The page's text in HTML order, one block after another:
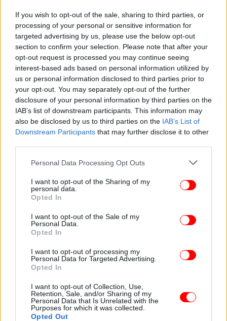
If you wish to opt-out of the sale, sharing to third parties, or
processing of your personal or sensitive information for
targeted advertising by us, please use the below opt-out
section to confirm your selection. Please note that after your
opt-out request is processed you may continue seeing
interest-based ads based on personal information utilized by
us or personal information disclosed to third parties prior to
your opt-out. You may separately opt-out of the further
disclosure of your personal information by third parties on the
IAB’s list of downstream participants. This information may
also be disclosed by us to third parties on the IAB’s List of
Downstream Participants that may further disclose it to other
Please note that this website/app uses one or more Google
not limited to your visit or usage behaviour. You may click to
grant or deny consent to Google and its third-party tags to
use your data for below specified purposes in below Google
consent section.
Personal Data Processing Opt Outs
I want to opt-out of the Sharing of my
personal data.
Opted In
I want to opt-out of the Sale of my
Personal Data.
Opted In
I want to opt-out of processing my
Personal Data for Targeted Advertising.
Opted In
I want to opt-out of Collection, Use,
Retention, Sale, and/or Sharing of my
Personal Data that Is Unrelated with the
Purposes for which it was collected.
Opted Out
Ο πρώην πρόεδρος απευθύνθηκε στην εμβληματική
πλέον στιγμή όπου σήκωσε τη γροθιά του και είπε
«fight» στο εμβρόντητο κοινό.
«Πολλοί άνθρωποι λένε ότι είναι η πιο εμβληματική
φωτογραφία που έχουν δει ποτέ», είπε ο Τραμπ.
«Έχουν δίκιο και... δεν πέθανα. Συνήθως πρέπει να
πεθάνεις για να έχεις μια iconic φωτογραφία».